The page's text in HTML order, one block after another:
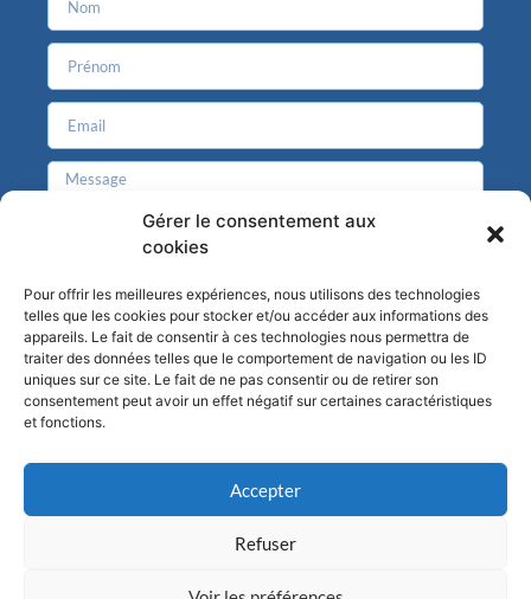
Gérer le consentement aux
cookies
Pour offrir les meilleures expériences, nous utilisons des technologies
telles que les cookies pour stocker et/ou accéder aux informations des
appareils. Le fait de consentir à ces technologies nous permettra de
traiter des données telles que le comportement de navigation ou les ID
uniques sur ce site. Le fait de ne pas consentir ou de retirer son
consentement peut avoir un effet négatif sur certaines caractéristiques
et fonctions.
Accepter
Refuser
J'accepte que mes données personnelles soient enregistrées
dans le cadre du traitement de ma demande.
Envoyer